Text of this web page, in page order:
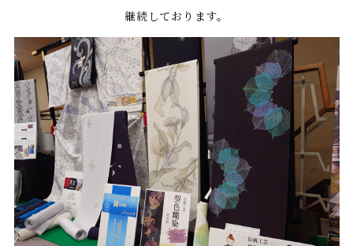
継続しております。